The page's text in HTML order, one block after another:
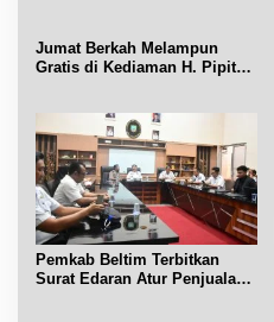
Jumat Berkah Melampun
Gratis di Kediaman H. Pipit
Pemkab Beltim Terbitkan
Surat Edaran Atur Penjualan